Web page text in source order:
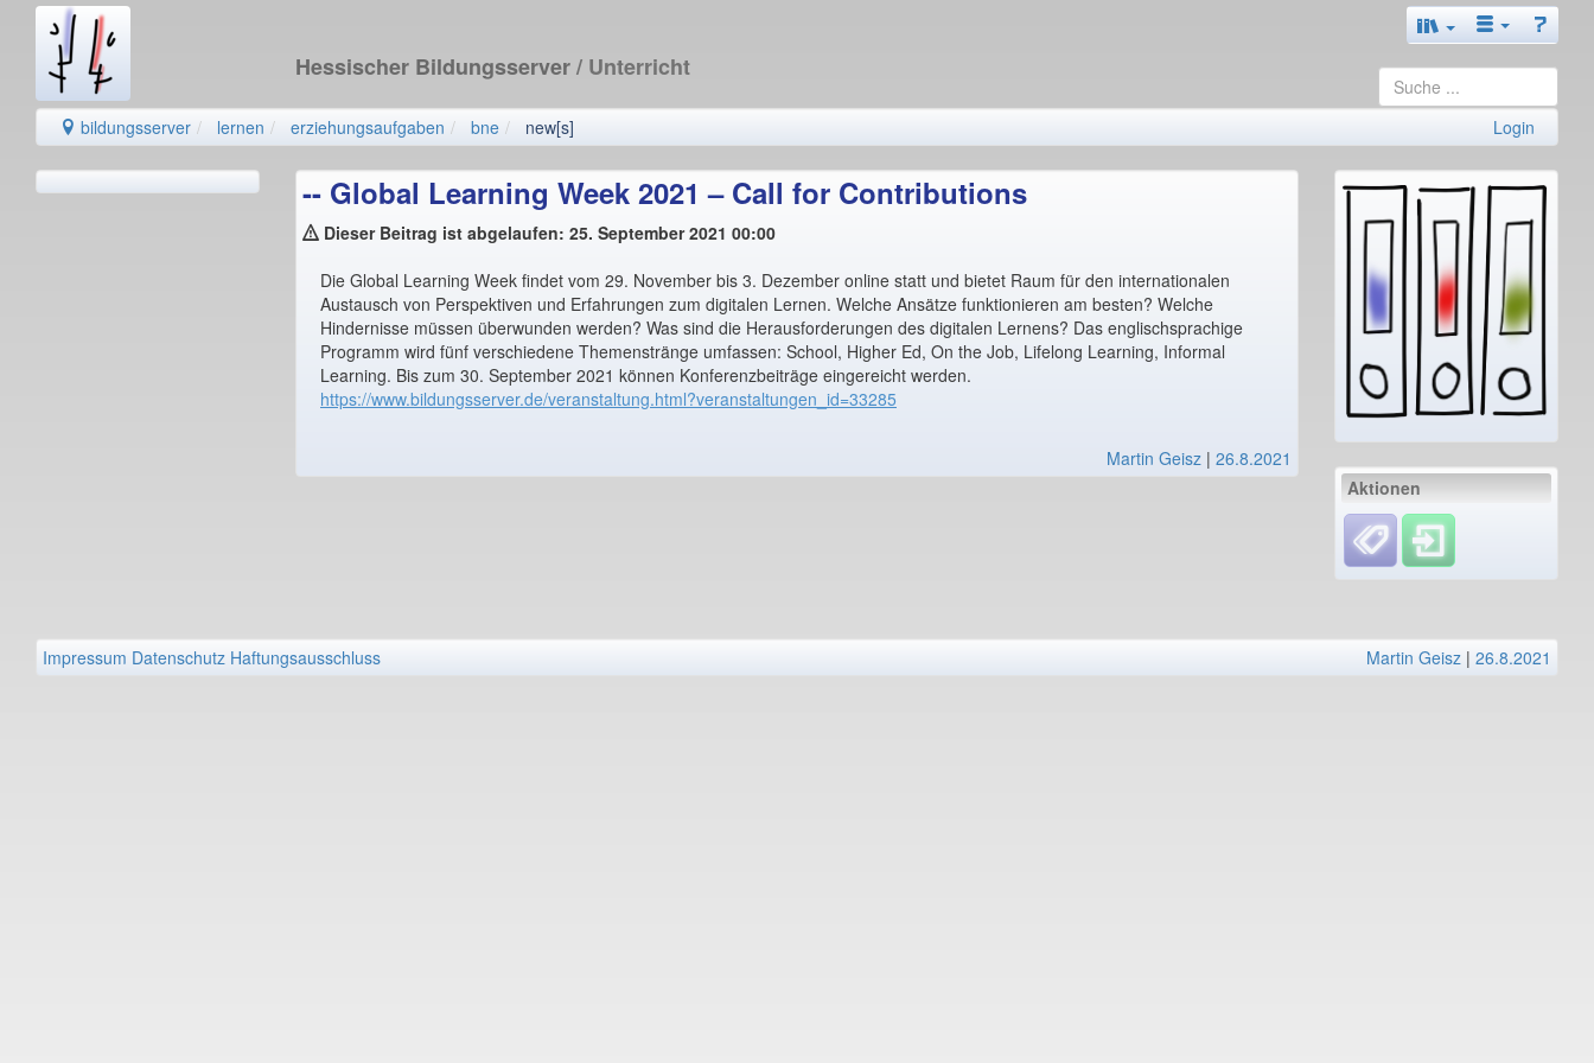
Hessischer Bildungsserver/ Unterricht
bildungsserver lernen erziehungsaufgaben bne new[s] Login
-- Global Learning Week 2021 – Call for Contributions
Dieser Beitrag ist abgelaufen: 25. September 2021 00:00
Die Global Learning Week findet vom 29. November bis 3. Dezember online statt und bietet Raum für den internationalen
Austausch von Perspektiven und Erfahrungen zum digitalen Lernen. Welche Ansätze funktionieren am besten? Welche
Hindernisse müssen überwunden werden? Was sind die Herausforderungen des digitalen Lernens? Das englischsprachige
Programm wird fünf verschiedene Themenstränge umfassen: School, Higher Ed, On the Job, Lifelong Learning, Informal
Learning. Bis zum 30. September 2021 können Konferenzbeiträge eingereicht werden.
https://www.bildungsserver.de/veranstaltung.html?veranstaltungen_id=33285
Martin Geisz | 26.8.2021
Aktionen
Impressum Datenschutz Haftungsausschluss Martin Geisz | 26.8.2021